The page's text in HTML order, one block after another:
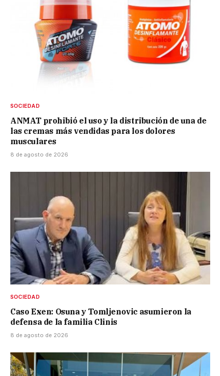
SOCIEDAD
ANMAT prohibió el uso y la distribución de una de
las cremas más vendidas para los dolores
musculares
8 de agosto de 2026
SOCIEDAD
Caso Exen: Osuna y Tomljenovic asumieron la
defensa de la familia Clinis
8 de agosto de 2026